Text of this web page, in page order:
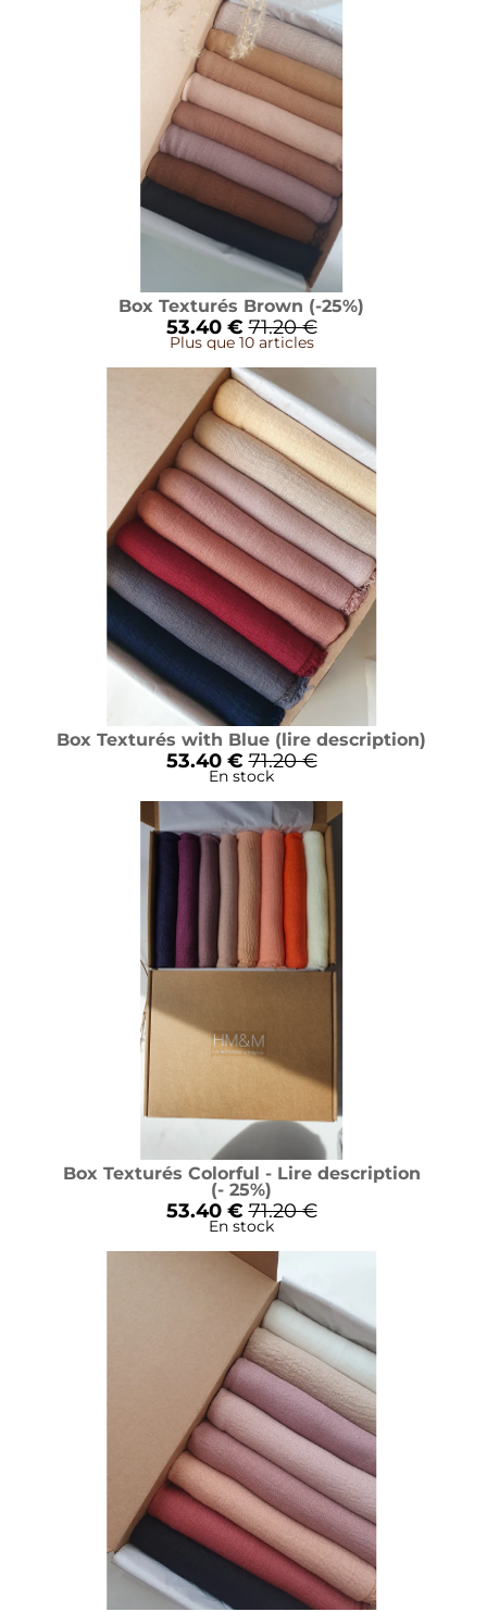
Box Texturés Brown (-25%)
53.40 € 71.20 €
Plus que 10 articles
Box Texturés with Blue (lire description)
53.40 € 71.20 €
En stock
Box Texturés Colorful - Lire description
(- 25%)
53.40 € 71.20 €
En stock